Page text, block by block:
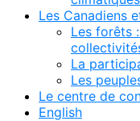
Les Canadiens
Les forêts
La
Les
Le centre de
English